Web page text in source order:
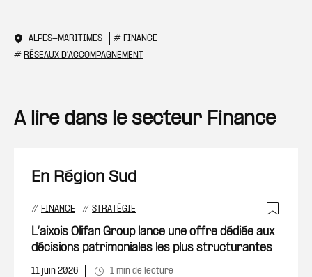
ALPES-MARITIMES # FINANCE
# RÉSEAUX D'ACCOMPAGNEMENT
A lire dans le secteur Finance
En Région Sud
# FINANCE # STRATÉGIE
L’aixois Olifan Group lance une offre dédiée aux
décisions patrimoniales les plus structurantes
11 juin 2026 1 min de lecture